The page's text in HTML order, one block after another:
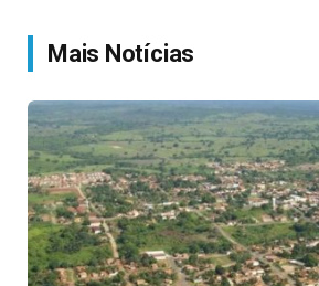
Mais Notícias